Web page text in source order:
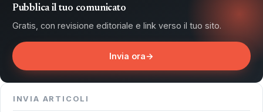
Pubblica il tuo comunicato
Gratis, con revisione editoriale e link verso il tuo sito.
Invia ora→
INVIA ARTICOLI